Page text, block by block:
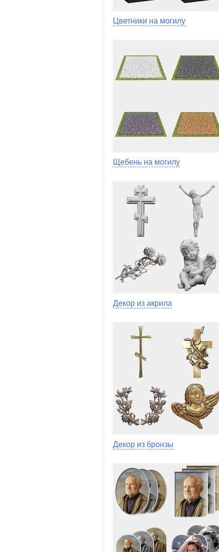
Цветники на могилу
Щебень на могилу
Декор из акрила
Декор из бронзы